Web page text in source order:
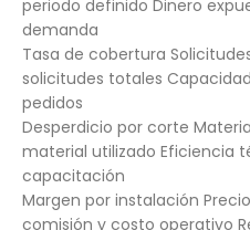
periodo definido Dinero
demanda
Tasa de cobertura
solicitudes totales
pedidos
Desperdicio por corte
material utilizado Eficiencia
capacitación
Margen por instalación
comisión y costo operativo